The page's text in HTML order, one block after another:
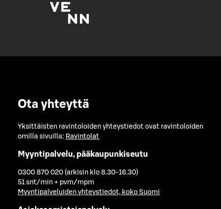
Ota yhteyttä
Yksittäisten ravintoloiden yhteystiedot ovat ravintoloiden
omilla sivuilla: Ravintolat
Myyntipalvelu, pääkaupunkiseutu
0300 870 020 (arkisin klo 8.30-16.30)
51 snt/min + pvm/mpm
Myyntipalveluiden yhteystiedot, koko Suomi